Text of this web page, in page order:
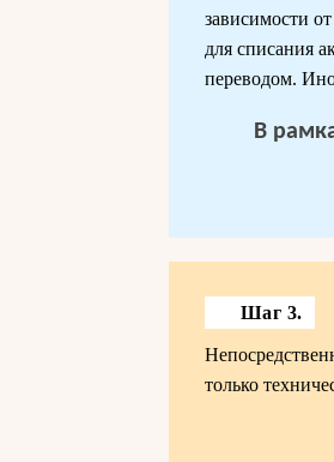
зависимости
для списания
переводом.
В
Шаг 3.
только